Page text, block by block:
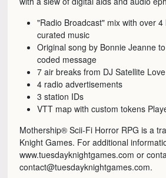
"Radio Broadcast" mix with over
curated music
Original song by Bonnie Jeanne
coded message
7 air breaks from DJ Satellite Love
4 radio advertisements
3 station IDs
VTT map with custom tokens
Mothership® Scii-Fi Horror RPG is a
Knight Games. For additional
www.tuesdayknightgames.com or
contact@tuesdayknightgames.com.